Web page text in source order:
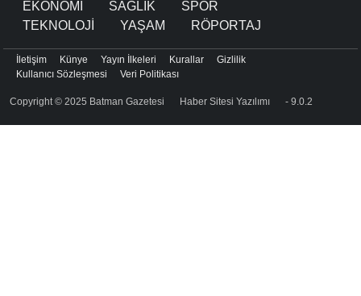
EKONOMİ
SAĞLIK
SPOR
TEKNOLOJİ
YAŞAM RÖPORTAJ
Copyright © 2025 Batman Gazetesi Haber Sitesi Yazılımı - 9.0.2
İletişim Künye Yayın İlkeleri Kurallar
Gizlilik
Kullanıcı Sözleşmesi
Veri Politikası